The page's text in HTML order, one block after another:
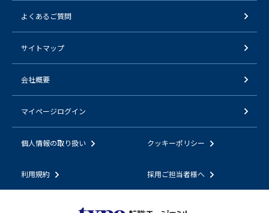
よくあるご質問
サイトマップ
会社概要
マイページログイン
個人情報の取り扱い クッキーポリシー
利用規約 採用ご担当者様へ